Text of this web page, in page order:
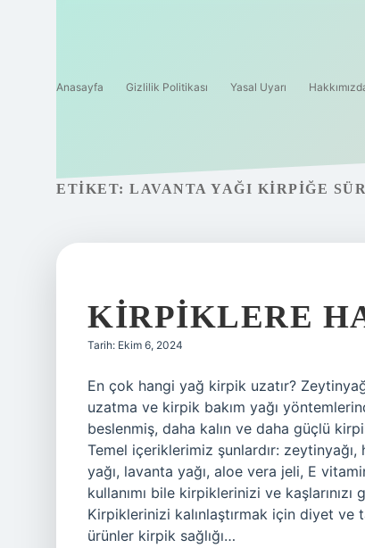
Anasayfa Gizlilik Politikası Yasal Uyarı
ETIKET: LAVANTA YAĞI KIRPIĞE
KIRPIKLERE
Tarih: Ekim 6, 2024
En çok hangi yağ kirpik uzatır?
uzatma ve kirpik bakım yağı
beslenmiş, daha kalın ve daha güçlü
Temel içeriklerimiz şunlardır:
yağı, lavanta yağı, aloe vera jeli, E
kullanımı bile kirpiklerinizi ve
Kirpiklerinizi kalınlaştırmak için diyet
ürünler kirpik sağlığı…